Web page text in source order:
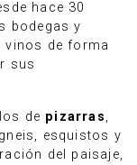
hace 30
bodegas y
de forma
sus
de pizarras,
esquistos y
del paisaje,